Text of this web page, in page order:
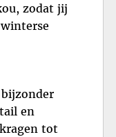
zodat jij
en
tot